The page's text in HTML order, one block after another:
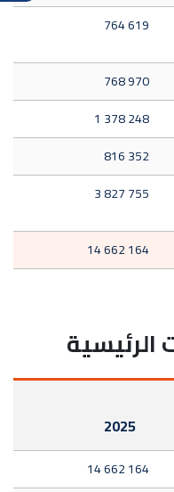
764 619
768 970
1 378 248
816 352
3 827 755
14 662 164
2025
14 662 164